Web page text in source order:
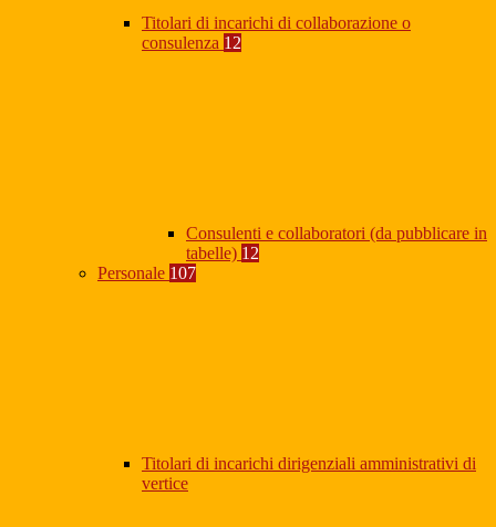
Titolari di incarichi di collaborazione o
consulenza 12
Consulenti e collaboratori (da pubblicare in
tabelle) 12
Personale 107
Titolari di incarichi dirigenziali amministrativi di
vertice